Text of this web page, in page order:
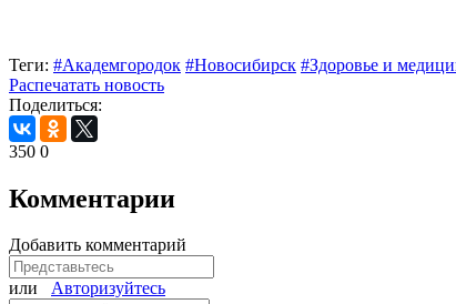
Теги: #Академгородок #Новосибирск #Здоровье и
Распечатать новость
Поделиться:
350 0
Комментарии
Добавить комментарий
или Авторизуйтесь